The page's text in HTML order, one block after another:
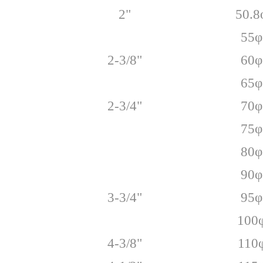
2"
55φ
2-3/8"
60φ
65φ
2-3/4"
70φ
75φ
80φ
90φ
3-3/4"
95φ
4-3/8"